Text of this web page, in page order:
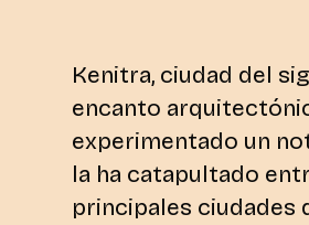
Kenitra, ciudad del
encanto
experimentado un
la ha catapultado
principales ciudades